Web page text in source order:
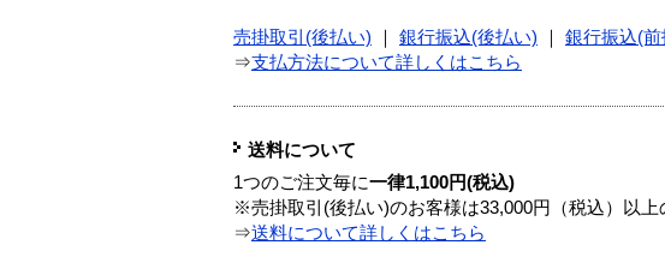
売掛取引(後払い) 銀行振込(後払い) 銀行振込(前
⇒支払方法について詳しくはこちら
送料について
1つのご注文毎に一律1,100円(税込)
※売掛取引(後払い)のお客様は33,000円（税込）以上
⇒送料について詳しくはこちら